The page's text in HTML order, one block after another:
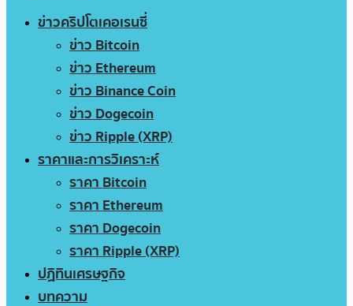
ข่าวคริปโตเคอเรนซี่
ข่าว Bitcoin
ข่าว Ethereum
ข่าว Binance Coin
ข่าว Dogecoin
ข่าว Ripple (XRP)
ราคาและการวิเคราะห์
ราคา Bitcoin
ราคา Ethereum
ราคา Dogecoin
ราคา Ripple (XRP)
ปฏิทินเศรษฐกิจ
บทความ